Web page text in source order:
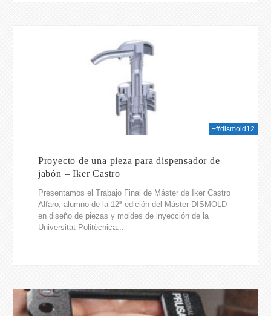
+#dismold12
Proyecto de una pieza para dispensador de
jabón – Iker Castro
Presentamos el Trabajo Final de Máster de Iker Castro
Alfaro, alumno de la 12ª edición del Máster DISMOLD
en diseño de piezas y moldes de inyección de la
Universitat Politècnica...